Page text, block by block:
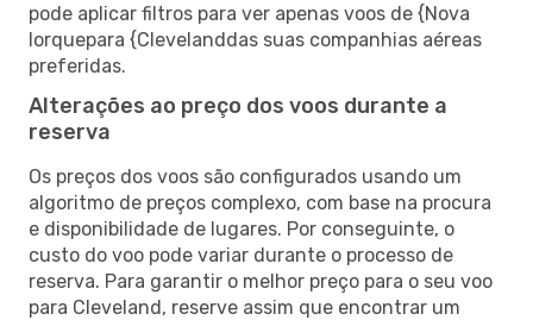
pode aplicar filtros para ver apenas voos de {Nova
Iorquepara {Clevelanddas suas companhias aéreas
preferidas.
Alterações ao preço dos voos durante a
reserva
Os preços dos voos são configurados usando um
algoritmo de preços complexo, com base na procura
e disponibilidade de lugares. Por conseguinte, o
custo do voo pode variar durante o processo de
reserva. Para garantir o melhor preço para o seu voo
para Cleveland, reserve assim que encontrar um